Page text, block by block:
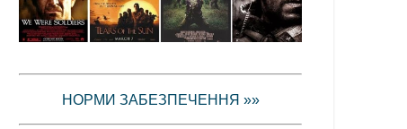
НОРМИ ЗАБЕЗПЕЧЕННЯ »»